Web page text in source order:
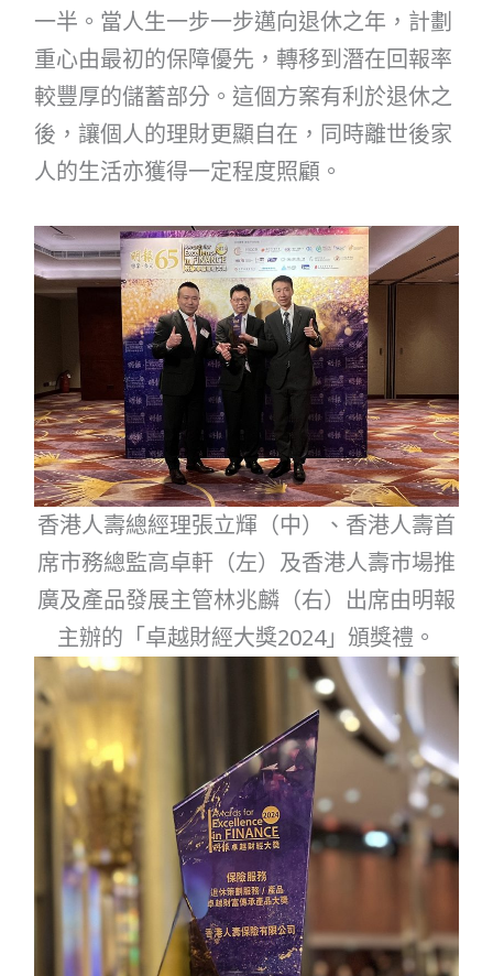
一半。當人生一步一步邁向退休之年，計劃
重心由最初的保障優先，轉移到潛在回報率
較豐厚的儲蓄部分。這個方案有利於退休之
後，讓個人的理財更顯自在，同時離世後家
人的生活亦獲得一定程度照顧。
香港人壽總經理張立輝（中）、香港人壽首
席市務總監高卓軒（左）及香港人壽市場推
廣及產品發展主管林兆麟（右）出席由明報
主辦的「卓越財經大獎2024」頒獎禮。